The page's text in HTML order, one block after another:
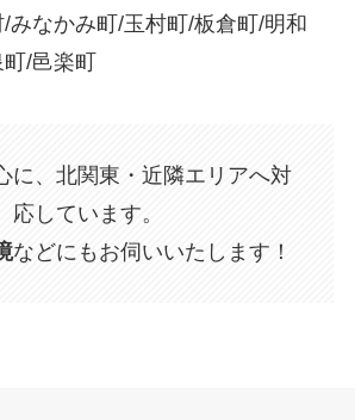
みなかみ町/玉村町/板倉町/明和
/邑楽町
に、北関東・近隣エリアへ対
応しています。
などにもお伺いいたします！